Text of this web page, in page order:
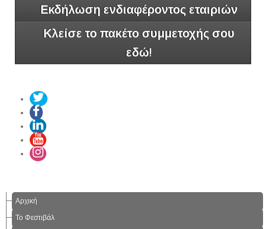
Εκδήλωση ενδιαφέροντος εταιριών
Κλείσε το πακέτο συμμετοχής σου
εδώ!
Αρχική
Το Φεστιβάλ